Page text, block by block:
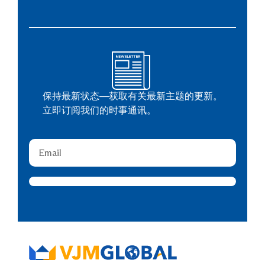
保持最新状态—获取有关最新主题的更新。
立即订阅我们的时事通讯。